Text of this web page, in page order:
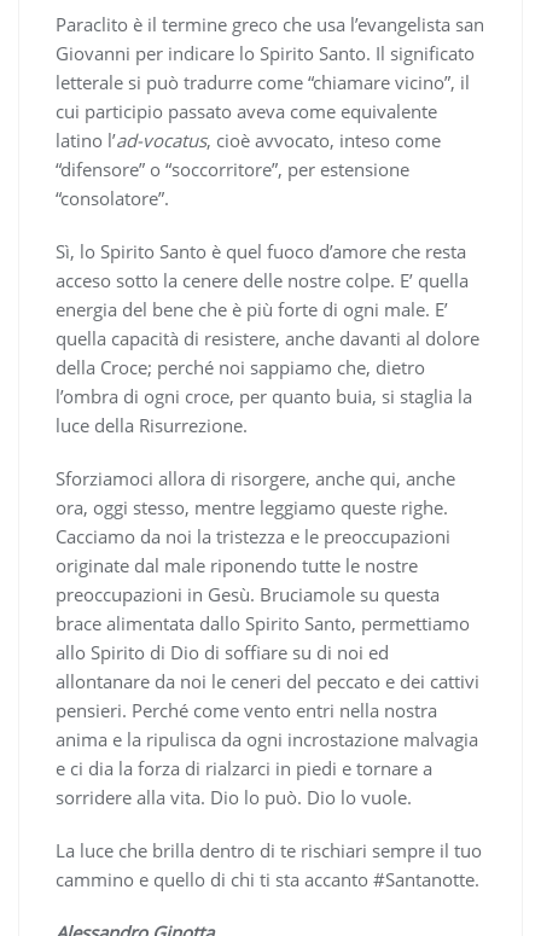
Paraclito è il termine greco che usa l’evangelista san
Giovanni per indicare lo Spirito Santo. Il significato
letterale si può tradurre come “chiamare vicino”, il
cui participio passato aveva come equivalente
latino l’ad-vocatus, cioè avvocato, inteso come
“difensore” o “soccorritore”, per estensione
“consolatore”.
Sì, lo Spirito Santo è quel fuoco d’amore che resta
acceso sotto la cenere delle nostre colpe. E’ quella
energia del bene che è più forte di ogni male. E’
quella capacità di resistere, anche davanti al dolore
della Croce; perché noi sappiamo che, dietro
l’ombra di ogni croce, per quanto buia, si staglia la
luce della Risurrezione.
Sforziamoci allora di risorgere, anche qui, anche
ora, oggi stesso, mentre leggiamo queste righe.
Cacciamo da noi la tristezza e le preoccupazioni
originate dal male riponendo tutte le nostre
preoccupazioni in Gesù. Bruciamole su questa
brace alimentata dallo Spirito Santo, permettiamo
allo Spirito di Dio di soffiare su di noi ed
allontanare da noi le ceneri del peccato e dei cattivi
pensieri. Perché come vento entri nella nostra
anima e la ripulisca da ogni incrostazione malvagia
e ci dia la forza di rialzarci in piedi e tornare a
sorridere alla vita. Dio lo può. Dio lo vuole.
La luce che brilla dentro di te rischiari sempre il tuo
cammino e quello di chi ti sta accanto #Santanotte.